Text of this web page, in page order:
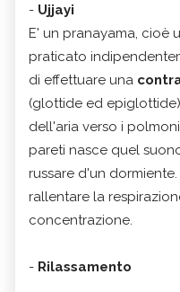
- Ujjayi
E' un pranayama, cioè
praticato
di effettuare una
(glottide ed
dell'aria verso i
pareti nasce quel
russare d'un
rallentare la
concentrazione.
- Rilassamento